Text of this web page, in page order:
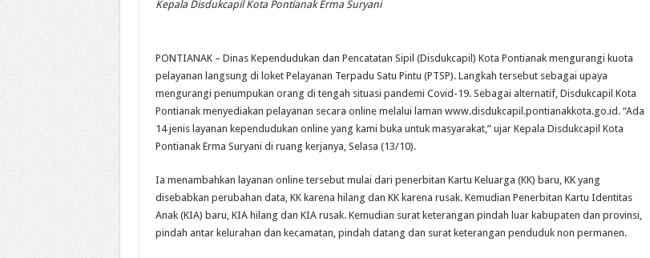
Kepala Disdukcapil Kota Pontianak Erma Suryani
PONTIANAK – Dinas Kependudukan dan Pencatatan Sipil (Disdukcapil) Kota Pontianak mengurangi kuota
pelayanan langsung di loket Pelayanan Terpadu Satu Pintu (PTSP). Langkah tersebut sebagai upaya
mengurangi penumpukan orang di tengah situasi pandemi Covid-19. Sebagai alternatif, Disdukcapil Kota
Pontianak menyediakan pelayanan secara online melalui laman www.disdukcapil.pontianakkota.go.id. “Ada
14 jenis layanan kependudukan online yang kami buka untuk masyarakat,” ujar Kepala Disdukcapil Kota
Pontianak Erma Suryani di ruang kerjanya, Selasa (13/10).
Ia menambahkan layanan online tersebut mulai dari penerbitan Kartu Keluarga (KK) baru, KK yang
disebabkan perubahan data, KK karena hilang dan KK karena rusak. Kemudian Penerbitan Kartu Identitas
Anak (KIA) baru, KIA hilang dan KIA rusak. Kemudian surat keterangan pindah luar kabupaten dan provinsi,
pindah antar kelurahan dan kecamatan, pindah datang dan surat keterangan penduduk non permanen.